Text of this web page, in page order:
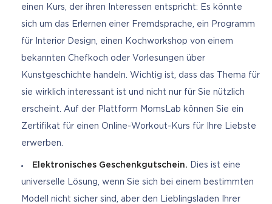
einen Kurs, der ihren Interessen entspricht: Es könnte
sich um das Erlernen einer Fremdsprache, ein Programm
für Interior Design, einen Kochworkshop von einem
bekannten Chefkoch oder Vorlesungen über
Kunstgeschichte handeln. Wichtig ist, dass das Thema für
sie wirklich interessant ist und nicht nur für Sie nützlich
erscheint. Auf der Plattform MomsLab können Sie ein
Zertifikat für einen Online-Workout-Kurs für Ihre Liebste
erwerben.
Elektronisches Geschenkgutschein. Dies ist eine
universelle Lösung, wenn Sie sich bei einem bestimmten
Modell nicht sicher sind, aber den Lieblingsladen Ihrer